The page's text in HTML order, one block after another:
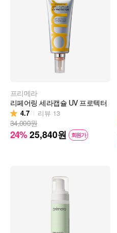
프리메라
리페어링 세라캡슐 UV 프로텍터
4.7 리뷰 13
34,000원
24%25,840원 회원가